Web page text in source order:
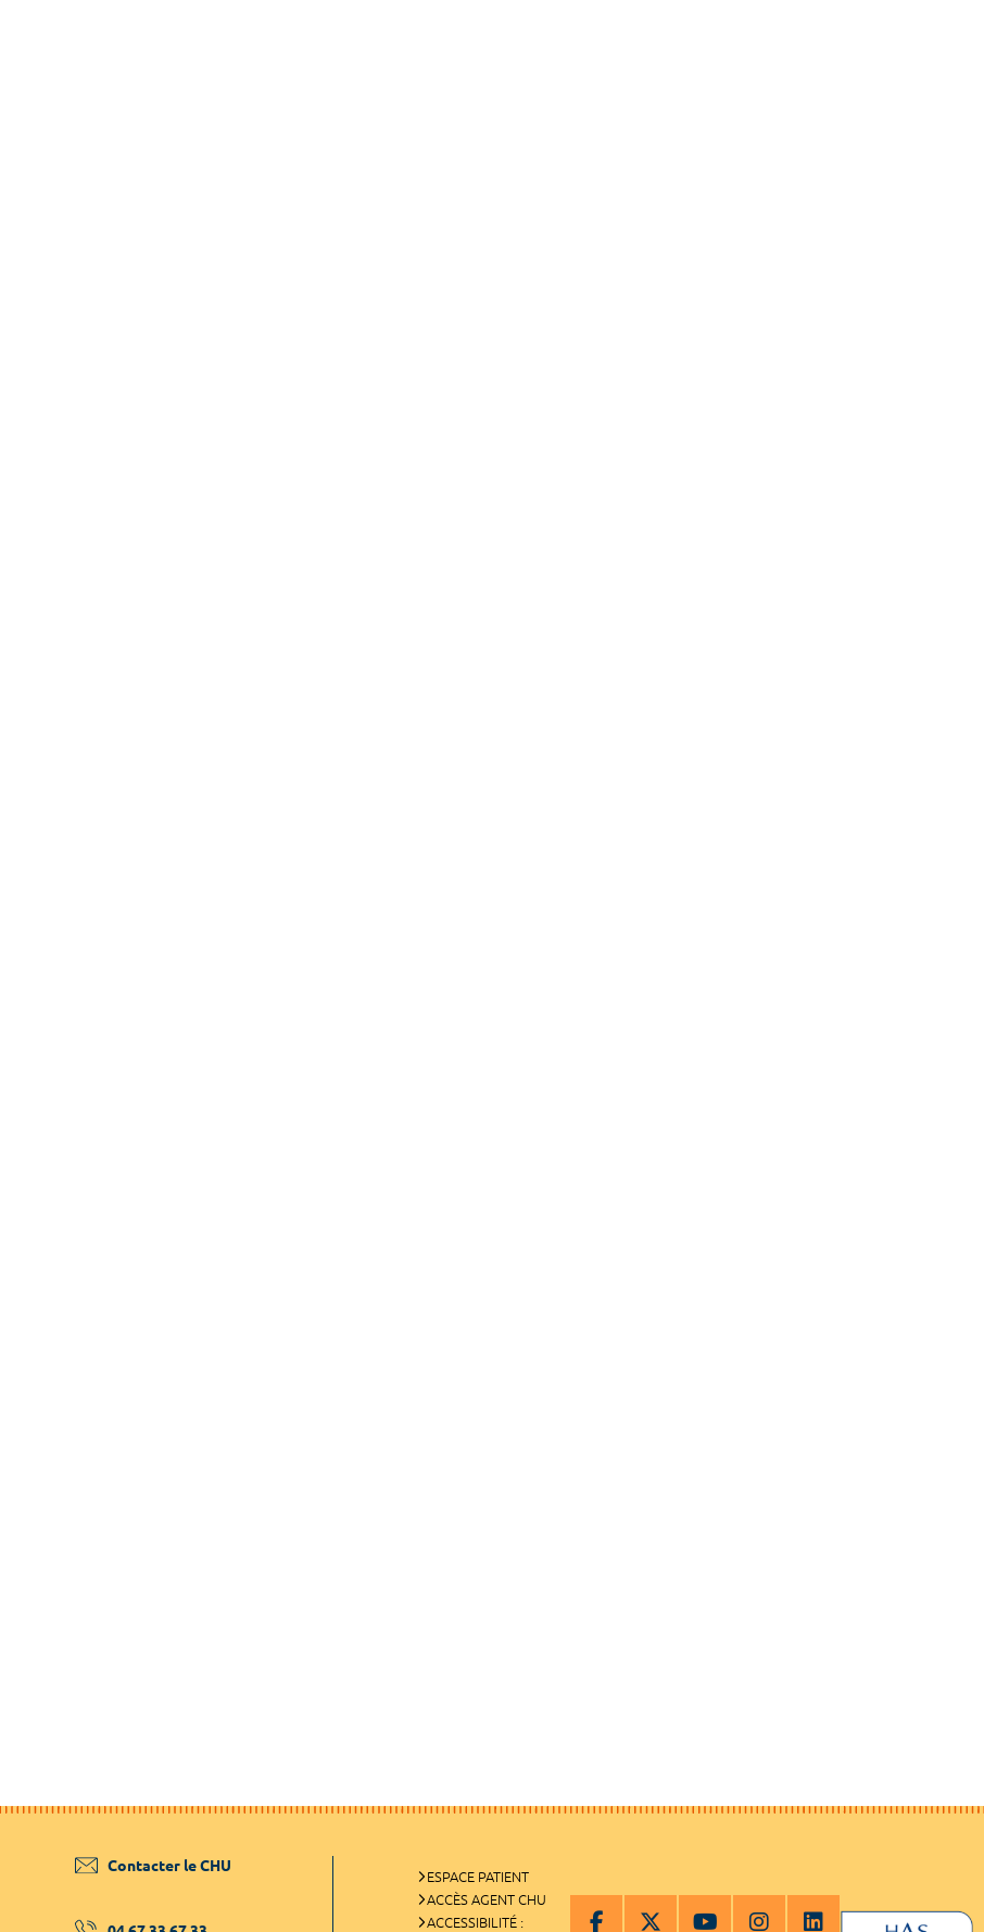
Contacter le CHU
ESPACE PATIENT
ACCÈS AGENT CHU
ACCESSIBILITÉ :